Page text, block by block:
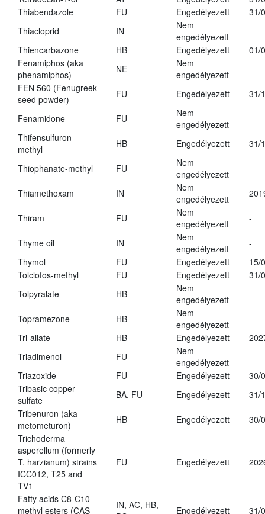
Thiabendazole
FU Engedélyezett
31/
Thiacloprid
IN
Nem
engedélyezett
Thiencarbazone
HB Engedélyezett
01/
Fenamiphos (aka
phenamiphos)
NE
Nem
engedélyezett
FEN 560 (Fenugreek
seed powder)
FU Engedélyezett 31/
Fenamidone FU
Nem
engedélyezett
-
Thifensulfuron-
methyl
HB Engedélyezett 31/
Thiophanate-methyl FU
Nem
engedélyezett
Thiamethoxam
IN
Nem
engedélyezett
Thiram FU
Nem
engedélyezett
-
Thyme oil IN
Nem
engedélyezett
-
Thymol
FU Engedélyezett
15/
Tolclofos-methyl
FU Engedélyezett
31/
Tolpyralate
HB
Nem
engedélyezett
-
Topramezone HB
Nem
engedélyezett
-
Tri-allate
HB Engedélyezett
Triadimenol
FU
Nem
engedélyezett
Triazoxide
FU Engedélyezett
30/
Tribasic copper
sulfate
BA, FU Engedélyezett
31/
Tribenuron (aka
metometuron)
HB Engedélyezett
30/
Trichoderma
asperellum (formerly
T. harzianum) strains
ICC012, T25 and
TV1
FU Engedélyezett
Fatty acids C8-C10
methyl esters (CAS
IN, AC, HB,
Engedélyezett 31/